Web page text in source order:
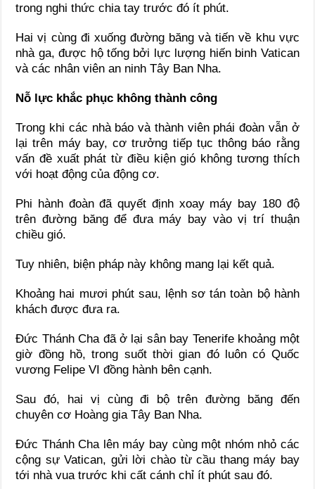
trong nghi thức chia tay trước đó ít phút.
Hai vị cùng đi xuống đường băng và tiến về khu vực
nhà ga, được hộ tống bởi lực lượng hiến binh Vatican
và các nhân viên an ninh Tây Ban Nha.
Nỗ lực khắc phục không thành công
Trong khi các nhà báo và thành viên phái đoàn vẫn ở
lại trên máy bay, cơ trưởng tiếp tục thông báo rằng
vấn đề xuất phát từ điều kiện gió không tương thích
với hoạt động của động cơ.
Phi hành đoàn đã quyết định xoay máy bay 180 độ
trên đường băng để đưa máy bay vào vị trí thuận
chiều gió.
Tuy nhiên, biện pháp này không mang lại kết quả.
Khoảng hai mươi phút sau, lệnh sơ tán toàn bộ hành
khách được đưa ra.
Đức Thánh Cha đã ở lại sân bay Tenerife khoảng một
giờ đồng hồ, trong suốt thời gian đó luôn có Quốc
vương Felipe VI đồng hành bên cạnh.
Sau đó, hai vị cùng đi bộ trên đường băng đến
chuyên cơ Hoàng gia Tây Ban Nha.
Đức Thánh Cha lên máy bay cùng một nhóm nhỏ các
cộng sự Vatican, gửi lời chào từ cầu thang máy bay
tới nhà vua trước khi cất cánh chỉ ít phút sau đó.